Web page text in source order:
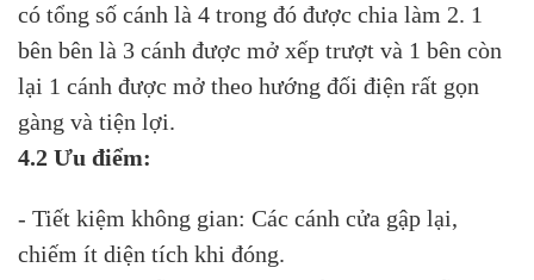
có tổng số cánh là 4 trong đó được chia làm 2. 1
bên bên là 3 cánh được mở xếp trượt và 1 bên còn
lại 1 cánh được mở theo hướng đối điện rất gọn
gàng và tiện lợi.
4.2 Ưu điểm:
- Tiết kiệm không gian: Các cánh cửa gập lại,
chiếm ít diện tích khi đóng.